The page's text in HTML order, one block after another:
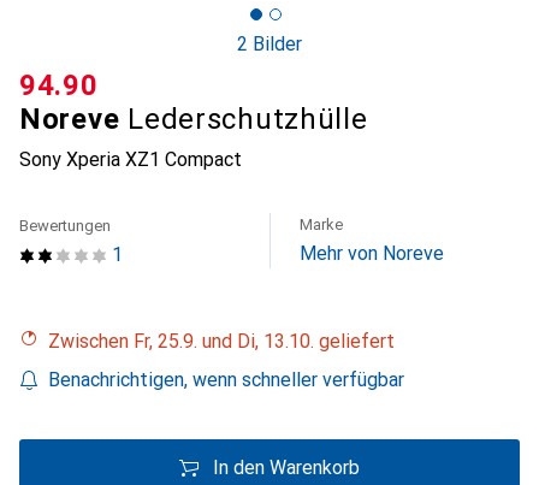
2 Bilder
Noreve Lederschutzhülle
Sony Xperia XZ1 Compact
CHF
94.90
1
Bewertungen Marke
Mehr von Noreve
Zwischen Fr, 25.9. und Di, 13.10. geliefert
Benachrichtigen, wenn schneller verfügbar
In den Warenkorb